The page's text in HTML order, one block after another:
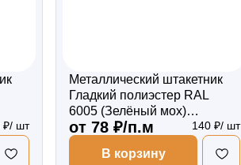
₽/ шт
Металлический штакетник
Гладкий полиэстер RAL
6005 (Зелёный мох)
1800*87*0,5 односторонний
Прямой
от 78 ₽/п.м 140 ₽/ шт
В корзину